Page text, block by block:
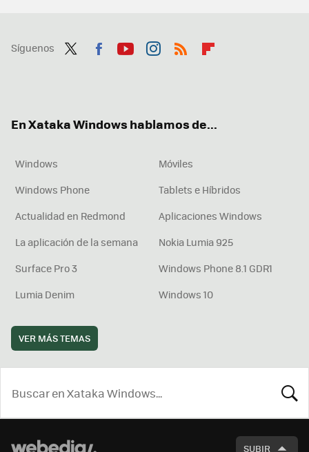
Síguenos
En Xataka Windows hablamos de...
Windows
Móviles
Windows Phone
Tablets e Híbridos
Actualidad en Redmond
Aplicaciones Windows
La aplicación de la semana
Nokia Lumia 925
Surface Pro 3
Windows Phone 8.1 GDR1
Lumia Denim
Windows 10
VER MÁS TEMAS
SUBIR